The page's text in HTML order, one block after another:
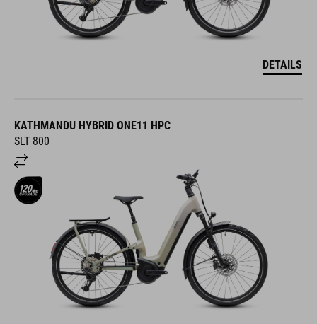
DETAILS
KATHMANDU HYBRID ONE11 HPC
SLT 800